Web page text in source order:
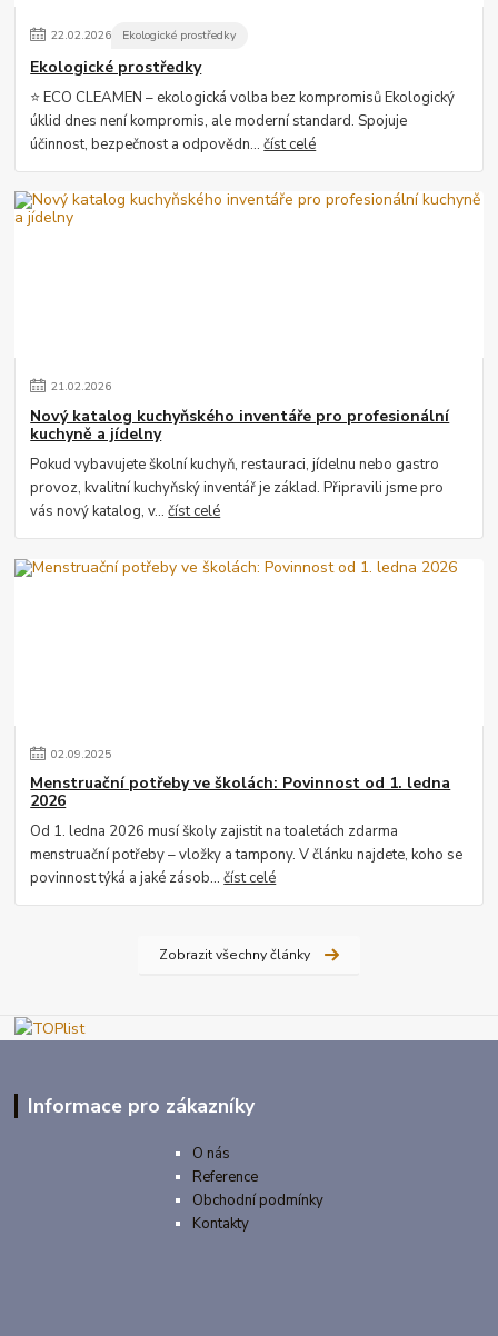
22.02.2026 Ekologické prostředky
Ekologické prostředky
⭐ ECO CLEAMEN – ekologická volba bez kompromisů Ekologický
úklid dnes není kompromis, ale moderní standard. Spojuje
účinnost, bezpečnost a odpovědn...číst celé
21.02.2026
Nový katalog kuchyňského inventáře pro profesionální
kuchyně a jídelny
Pokud vybavujete školní kuchyň, restauraci, jídelnu nebo gastro
provoz, kvalitní kuchyňský inventář je základ. Připravili jsme pro
vás nový katalog, v...číst celé
02.09.2025
Menstruační potřeby ve školách: Povinnost od 1. ledna
2026
Od 1. ledna 2026 musí školy zajistit na toaletách zdarma
menstruační potřeby – vložky a tampony. V článku najdete, koho se
povinnost týká a jaké zásob...číst celé
Zobrazit všechny články
Informace pro zákazníky
O nás
Reference
Obchodní podmínky
Kontakty